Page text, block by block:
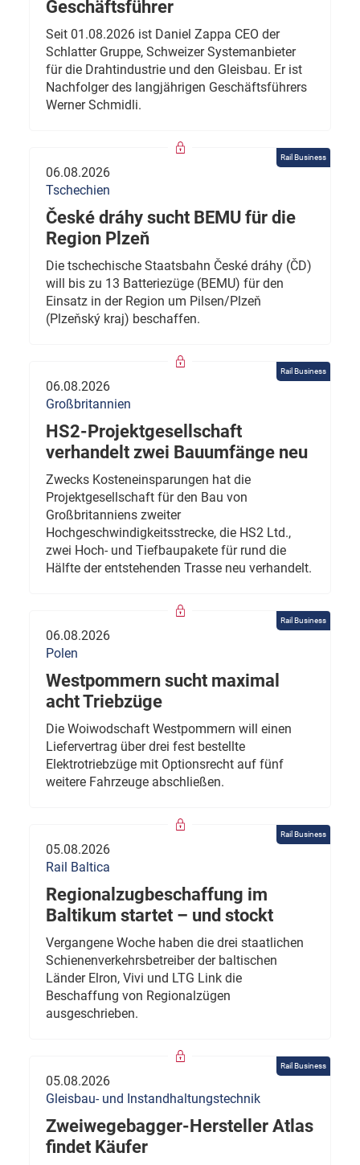
Geschäftsführer
Seit 01.08.2026 ist Daniel Zappa CEO der
Schlatter Gruppe, Schweizer Systemanbieter
für die Drahtindustrie und den Gleisbau. Er ist
Nachfolger des langjährigen Geschäftsführers
Werner Schmidli.
Rail Business
06.08.2026
Tschechien
České dráhy sucht BEMU für die
Region Plzeň
Die tschechische Staatsbahn České dráhy (ČD)
will bis zu 13 Batteriezüge (BEMU) für den
Einsatz in der Region um Pilsen/Plzeň
(Plzeňský kraj) beschaffen.
Rail Business
06.08.2026
Großbritannien
HS2-Projektgesellschaft
verhandelt zwei Bauumfänge neu
Zwecks Kosteneinsparungen hat die
Projektgesellschaft für den Bau von
Großbritanniens zweiter
Hochgeschwindigkeitsstrecke, die HS2 Ltd.,
zwei Hoch- und Tiefbaupakete für rund die
Hälfte der entstehenden Trasse neu verhandelt.
Rail Business
06.08.2026
Polen
Westpommern sucht maximal
acht Triebzüge
Die Woiwodschaft Westpommern will einen
Liefervertrag über drei fest bestellte
Elektrotriebzüge mit Optionsrecht auf fünf
weitere Fahrzeuge abschließen.
Rail Business
05.08.2026
Rail Baltica
Regionalzugbeschaffung im
Baltikum startet – und stockt
Vergangene Woche haben die drei staatlichen
Schienenverkehrsbetreiber der baltischen
Länder Elron, Vivi und LTG Link die
Beschaffung von Regionalzügen
ausgeschrieben.
Rail Business
05.08.2026
Gleisbau- und Instandhaltungstechnik
Zweiwegebagger-Hersteller Atlas
findet Käufer